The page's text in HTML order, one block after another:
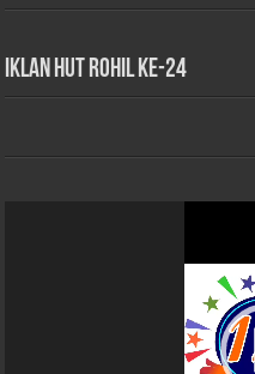
iklan HUT Rohil Ke-24